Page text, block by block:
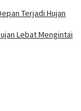
Terjadi Hujan
Lebat Mengintai